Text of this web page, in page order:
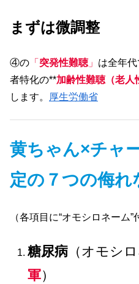
まずは微調整
④の 「 突発性難聴」 は全年
者特化の**加齢性難聴（老人
します。
厚生労働省
黄ちゃん×チャ
定の７つの侮れ
（各項目に“オモシロネーム”
糖尿病 （オモシ
軍）